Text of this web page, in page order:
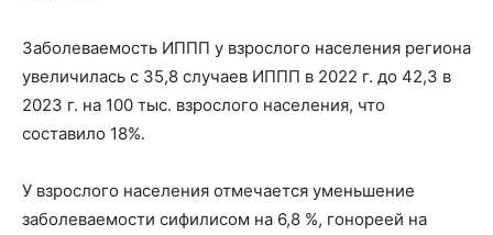
Заболеваемость ИППП у взрослого населения региона
увеличилась с 35,8 случаев ИППП в 2022 г. до 42,3 в
2023 г. на 100 тыс. взрослого населения, что
составило 18%.
У взрослого населения отмечается уменьшение
заболеваемости сифилисом на 6,8 %, гонореей на